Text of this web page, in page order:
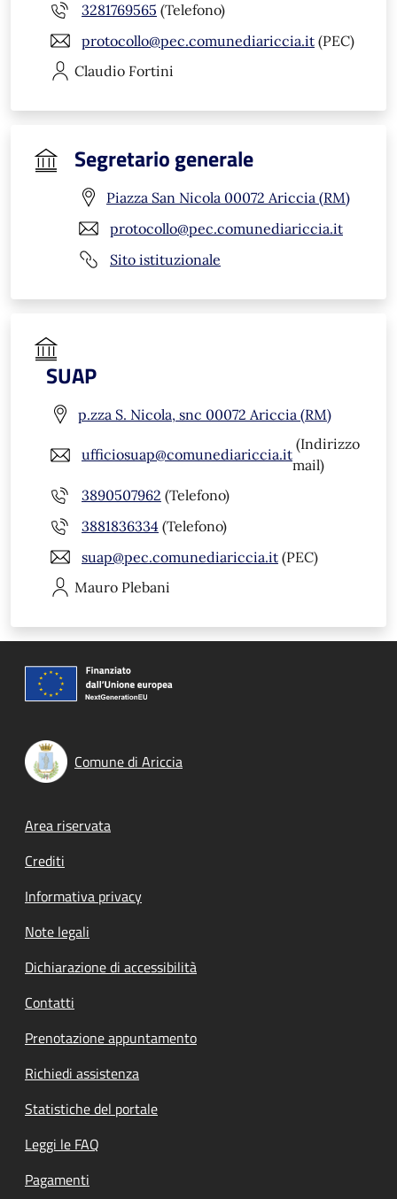
3281769565 (Telefono)
protocollo@pec.comunediariccia.it (PEC)
Claudio Fortini
Segretario generale
Piazza San Nicola 00072 Ariccia (RM)
protocollo@pec.comunediariccia.it
Sito istituzionale
SUAP
p.zza S. Nicola, snc 00072 Ariccia (RM)
ufficiosuap@comunediariccia.it
(Indirizzo
mail)
3890507962 (Telefono)
3881836334 (Telefono)
suap@pec.comunediariccia.it (PEC)
Mauro Plebani
Comune di Ariccia
Footer menu
Area riservata
Crediti
Informativa privacy
Note legali
Dichiarazione di accessibilità
Contatti
Prenotazione appuntamento
Richiedi assistenza
Statistiche del portale
Leggi le FAQ
Pagamenti